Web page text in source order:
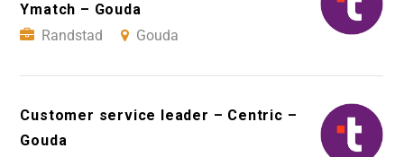
Ymatch – Gouda
Randstad
Gouda
Customer service leader – Centric –
Gouda